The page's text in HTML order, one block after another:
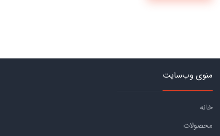
منوی وب‌سایت
خانه
محصولات